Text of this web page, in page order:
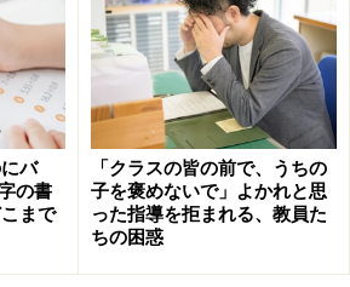
れると、保護者の方が不満を抱
りません。この問題について
ールに従って毅然と対応すべき
性を持って対応すべき内容」を
とが大切だと私は考えていま
のやり方に固執するのではな
覚を意識しながら取り組む必要
バ
の書
まで
「クラスの皆の前で、うちの
子を褒めないで」よかれと思
った指導を拒まれる、教員た
ちの困惑